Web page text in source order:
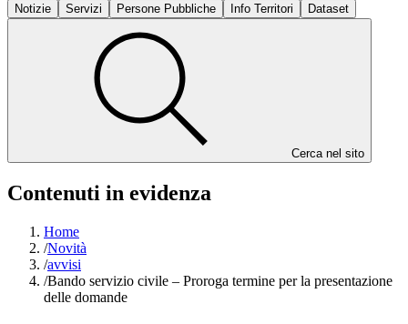
Notizie
Servizi Persone Pubbliche Info Territori Dataset
Cerca nel sito
Contenuti in evidenza
Home
/Novità
/avvisi
/Bando servizio civile – Proroga termine per la presentazione
delle domande